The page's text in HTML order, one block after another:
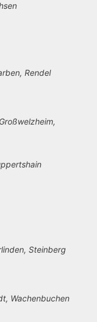
Rendel
Steinberg
Wachenbuchen